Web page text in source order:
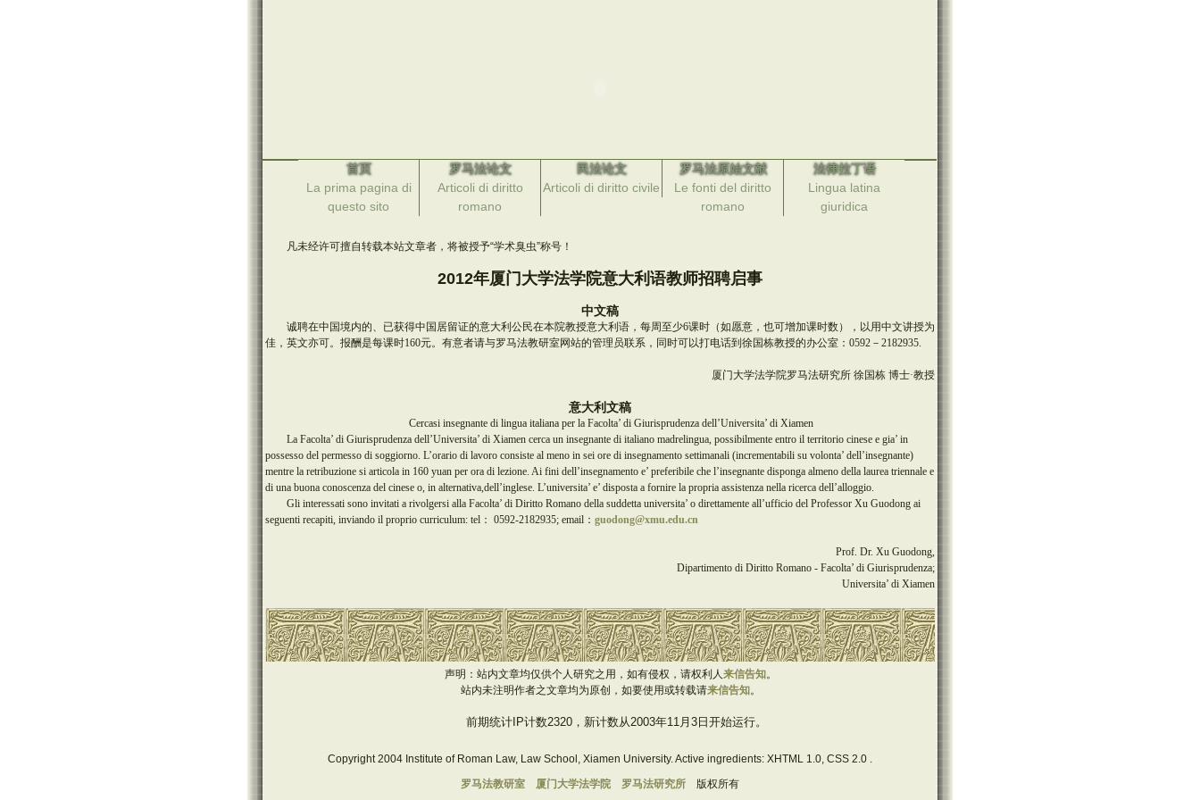
首页
La prima pagina di
questo sito
罗马法论文
Articoli di diritto
romano
民法论文
Articoli di diritto civile
罗马法原始文献
Le fonti del diritto
romano
法律拉丁语
Lingua latina
giuridica
凡未经许可擅自转载本站文章者，将被授予“学术臭虫”称号！
2012年厦门大学法学院意大利语教师招聘启事
中文稿
诚聘在中国境内的、已获得中国居留证的意大利公民在本院教授意大利语，每周至少6课时（如愿意，也可增加课时数），以用中文讲授为
佳，英文亦可。报酬是每课时160元。有意者请与罗马法教研室网站的管理员联系，同时可以打电话到徐国栋教授的办公室：0592－2182935.
厦门大学法学院罗马法研究所 徐国栋 博士·教授
意大利文稿
Cercasi insegnante di lingua italiana per la Facolta’ di Giurisprudenza dell’Universita’ di Xiamen
La Facolta’ di Giurisprudenza dell’Universita’ di Xiamen cerca un insegnante di italiano madrelingua, possibilmente entro il territorio cinese e gia’ in
possesso del permesso di soggiorno. L’orario di lavoro consiste al meno in sei ore di insegnamento settimanali (incrementabili su volonta’ dell’insegnante)
mentre la retribuzione si articola in 160 yuan per ora di lezione. Ai fini dell’insegnamento e’ preferibile che l’insegnante disponga almeno della laurea triennale e
di una buona conoscenza del cinese o, in alternativa,dell’inglese. L’universita’ e’ disposta a fornire la propria assistenza nella ricerca dell’alloggio.
Gli interessati sono invitati a rivolgersi alla Facolta’ di Diritto Romano della suddetta universita’ o direttamente all’ufficio del Professor Xu Guodong ai
seguenti recapiti, inviando il proprio curriculum: tel： 0592-2182935; email： guodong@xmu.edu.cn
Prof. Dr. Xu Guodong,
Dipartimento di Diritto Romano - Facolta’ di Giurisprudenza;
Universita’ di Xiamen
声明：站内文章均仅供个人研究之用，如有侵权，请权利人来信告知。
站内未注明作者之文章均为原创，如要使用或转载请来信告知。
前期统计IP计数2320，新计数从2003年11月3日开始运行。
Copyright 2004 Institute of Roman Law, Law School, Xiamen University. Active ingredients: XHTML 1.0, CSS 2.0 .
罗马法教研室
厦门大学法学院 罗马法研究所 版权所有